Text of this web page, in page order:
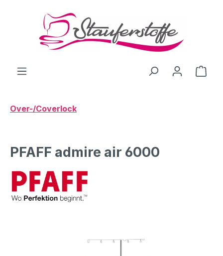
Zum Hauptinhalt springen
Over-/Coverlock
PFAFF admire air 6000